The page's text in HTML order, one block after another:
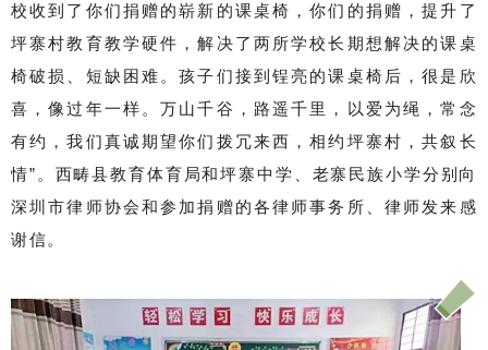
校收到了你们捐赠的崭新的课桌椅，你们的捐赠，提升了
坪寨村教育教学硬件，解决了两所学校长期想解决的课桌
椅破损、短缺困难。孩子们接到锃亮的课桌椅后，很是欣
喜，像过年一样。万山千谷，路遥千里，以爱为绳，常念
有约，我们真诚期望你们拨冗来西，相约坪寨村，共叙长
情”。西畴县教育体育局和坪寨中学、老寨民族小学分别向
深圳市律师协会和参加捐赠的各律师事务所、律师发来感
谢信。